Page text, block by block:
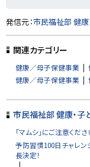
ト
ッ
プ
発信元：市民福祉部 健康
関連カテゴリー
健康／母子保健事業
健康／母子保健事業
市民福祉部 健康・子
「マムシ」にご注意くださ
予防習慣100日チャレ
長決定！